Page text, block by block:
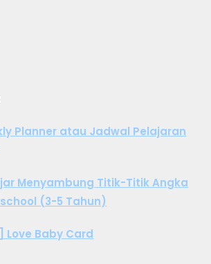
Planner atau Jadwal Pelajaran
Menyambung Titik-Titik Angka
(3-5 Tahun)
Love Baby Card